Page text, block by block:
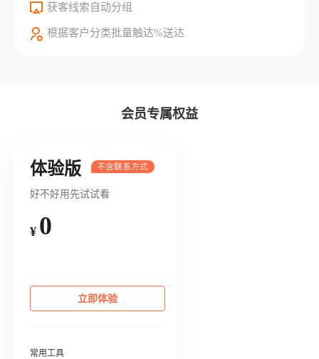
获客线索自动分组
根据客户分类批量触达%送达
会员专属权益
体验版
好不好用先试试看
¥ 0
立即体验
常用工具